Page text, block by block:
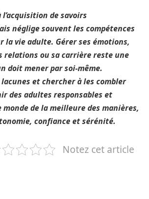
l’acquisition de savoirs
néglige souvent les compétences
la vie adulte. Gérer ses émotions,
relations ou sa carrière reste une
doit mener par soi-même.
et chercher à les combler
des adultes responsables et
monde de la meilleure des manières,
confiance et sérénité.
Notez cet article